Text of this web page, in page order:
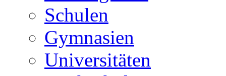
Schulen
Gymnasien
Universitäten